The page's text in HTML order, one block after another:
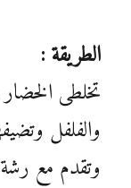
الطريقة :
تخلطى الخضار
والفلفل
وتقدم مع